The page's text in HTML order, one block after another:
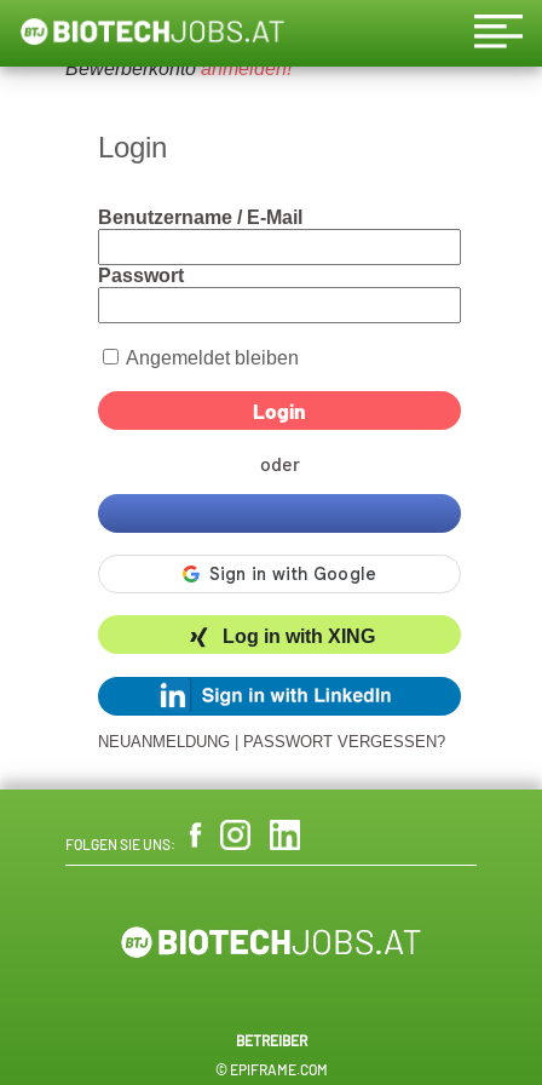
Um diese Funktion nutzen zu können, bitte ein
Bewerberkontoanmelden!
Login
Benutzername / E-Mail
Passwort
Angemeldet bleiben
oder
Log in with XING
NEUANMELDUNG PASSWORT VERGESSEN?
FOLGEN SIE UNS:
BETREIBER
© EPIFRAME.COM